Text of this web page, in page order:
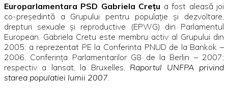
Europarlamentara PSD Gabriela Creţu a fost aleasă joi
co-preşedintă a Grupului pentru populaţie şi dezvoltare,
drepturi sexuale şi reproductive (EPWG) din Parlamentul
European. Gabriela Cretu este membru activ al Grupului din
2005; a reprezentat PE la Conferinta PNUD de la Bankok –
2006, Conferinţa Parlamentarilor G8 de la Berlin – 2007;
respectiv a lansat, la Bruxelles, Raportul UNFPA privind
starea populatiei lumii 2007